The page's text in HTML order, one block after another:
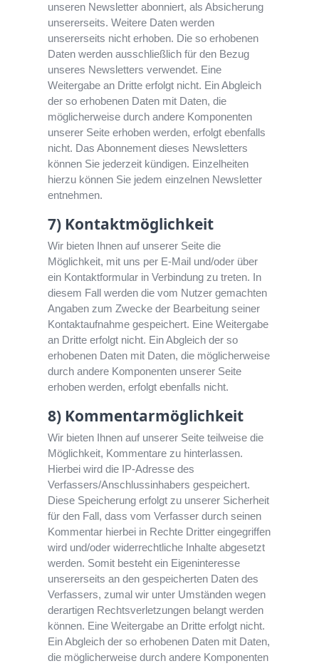
unseren Newsletter abonniert, als Absicherung
unsererseits. Weitere Daten werden
unsererseits nicht erhoben. Die so erhobenen
Daten werden ausschließlich für den Bezug
unseres Newsletters verwendet. Eine
Weitergabe an Dritte erfolgt nicht. Ein Abgleich
der so erhobenen Daten mit Daten, die
möglicherweise durch andere Komponenten
unserer Seite erhoben werden, erfolgt ebenfalls
nicht. Das Abonnement dieses Newsletters
können Sie jederzeit kündigen. Einzelheiten
hierzu können Sie jedem einzelnen Newsletter
entnehmen.
7) Kontaktmöglichkeit
Wir bieten Ihnen auf unserer Seite die
Möglichkeit, mit uns per E-Mail und/oder über
ein Kontaktformular in Verbindung zu treten. In
diesem Fall werden die vom Nutzer gemachten
Angaben zum Zwecke der Bearbeitung seiner
Kontaktaufnahme gespeichert. Eine Weitergabe
an Dritte erfolgt nicht. Ein Abgleich der so
erhobenen Daten mit Daten, die möglicherweise
durch andere Komponenten unserer Seite
erhoben werden, erfolgt ebenfalls nicht.
8) Kommentarmöglichkeit
Wir bieten Ihnen auf unserer Seite teilweise die
Möglichkeit, Kommentare zu hinterlassen.
Hierbei wird die IP-Adresse des
Verfassers/Anschlussinhabers gespeichert.
Diese Speicherung erfolgt zu unserer Sicherheit
für den Fall, dass vom Verfasser durch seinen
Kommentar hierbei in Rechte Dritter eingegriffen
wird und/oder widerrechtliche Inhalte abgesetzt
werden. Somit besteht ein Eigeninteresse
unsererseits an den gespeicherten Daten des
Verfassers, zumal wir unter Umständen wegen
derartigen Rechtsverletzungen belangt werden
können. Eine Weitergabe an Dritte erfolgt nicht.
Ein Abgleich der so erhobenen Daten mit Daten,
die möglicherweise durch andere Komponenten